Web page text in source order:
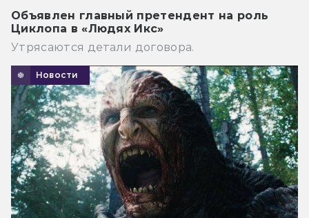
Объявлен главный претендент на роль
Циклопа в «Людях Икс»
Утрясаются детали договора.
Новости